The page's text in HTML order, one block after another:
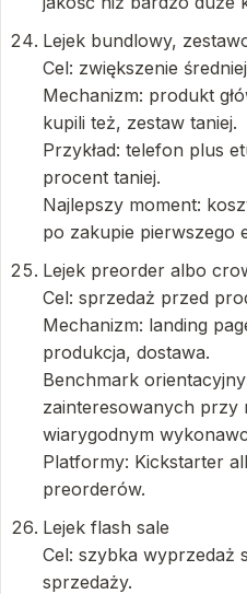
Lejek bundlowy,
Cel: zwiększenie
Mechanizm: produkt
kupili też, zestaw taniej.
Przykład: telefon plus
procent taniej.
Najlepszy moment:
po zakupie pierwszego
Lejek preorder albo
Cel: sprzedaż przed
Mechanizm: landing
produkcja, dostawa.
Benchmark
zainteresowanych przy
wiarygodnym
Platformy: Kickstarter
preorderów.
Lejek flash sale
Cel: szybka wyprzedaż
sprzedaży.